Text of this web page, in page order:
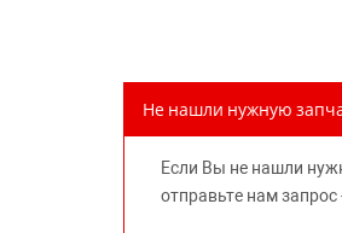
Не нашли нужную
Если Вы не нашли
отправьте нам